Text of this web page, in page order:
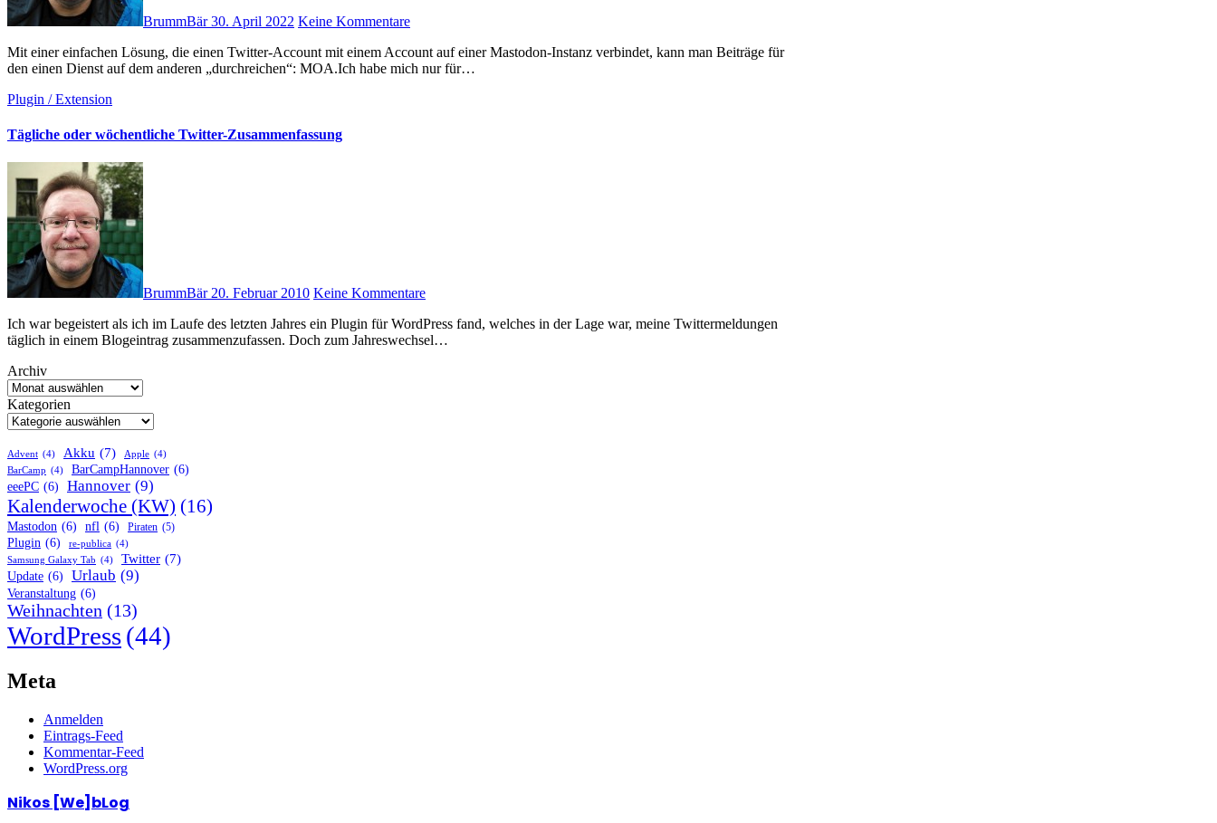
BrummBär30. April 2022 Keine Kommentare
Mit einer einfachen Lösung, die einen Twitter-Account mit einem Account auf einer Mastodon-Instanz verbindet, kann man Beiträge für
den einen Dienst auf dem anderen „durchreichen“: MOA.Ich habe mich nur für…
Plugin / Extension
Tägliche oder wöchentliche Twitter-Zusammenfassung
BrummBär 20. Februar 2010 Keine Kommentare
Ich war begeistert als ich im Laufe des letzten Jahres ein Plugin für WordPress fand, welches in der Lage war, meine Twittermeldungen
täglich in einem Blogeintrag zusammenzufassen. Doch zum Jahreswechsel…
Archiv
Kategorien
Advent (4) Akku (7) Apple (4)
BarCamp (4) BarCampHannover (6)
eeePC (6) Hannover (9)
Kalenderwoche (KW) (16)
Mastodon (6) nfl (6) Piraten (5)
Plugin (6) re-publica (4)
Samsung Galaxy Tab (4) Twitter (7)
Update (6) Urlaub (9)
Veranstaltung (6)
Weihnachten (13)
WordPress(44)
Meta
Anmelden
Eintrags-Feed
Kommentar-Feed
WordPress.org
Nikos [We]bLog